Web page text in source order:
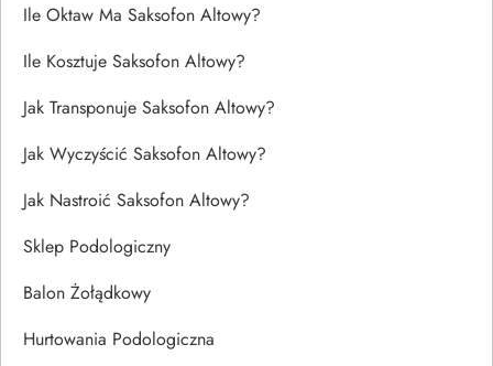
Ile Oktaw Ma Saksofon Altowy?
Ile Kosztuje Saksofon Altowy?
Jak Transponuje Saksofon Altowy?
Jak Wyczyścić Saksofon Altowy?
Jak Nastroić Saksofon Altowy?
Sklep Podologiczny
Balon Żołądkowy
Hurtowania Podologiczna